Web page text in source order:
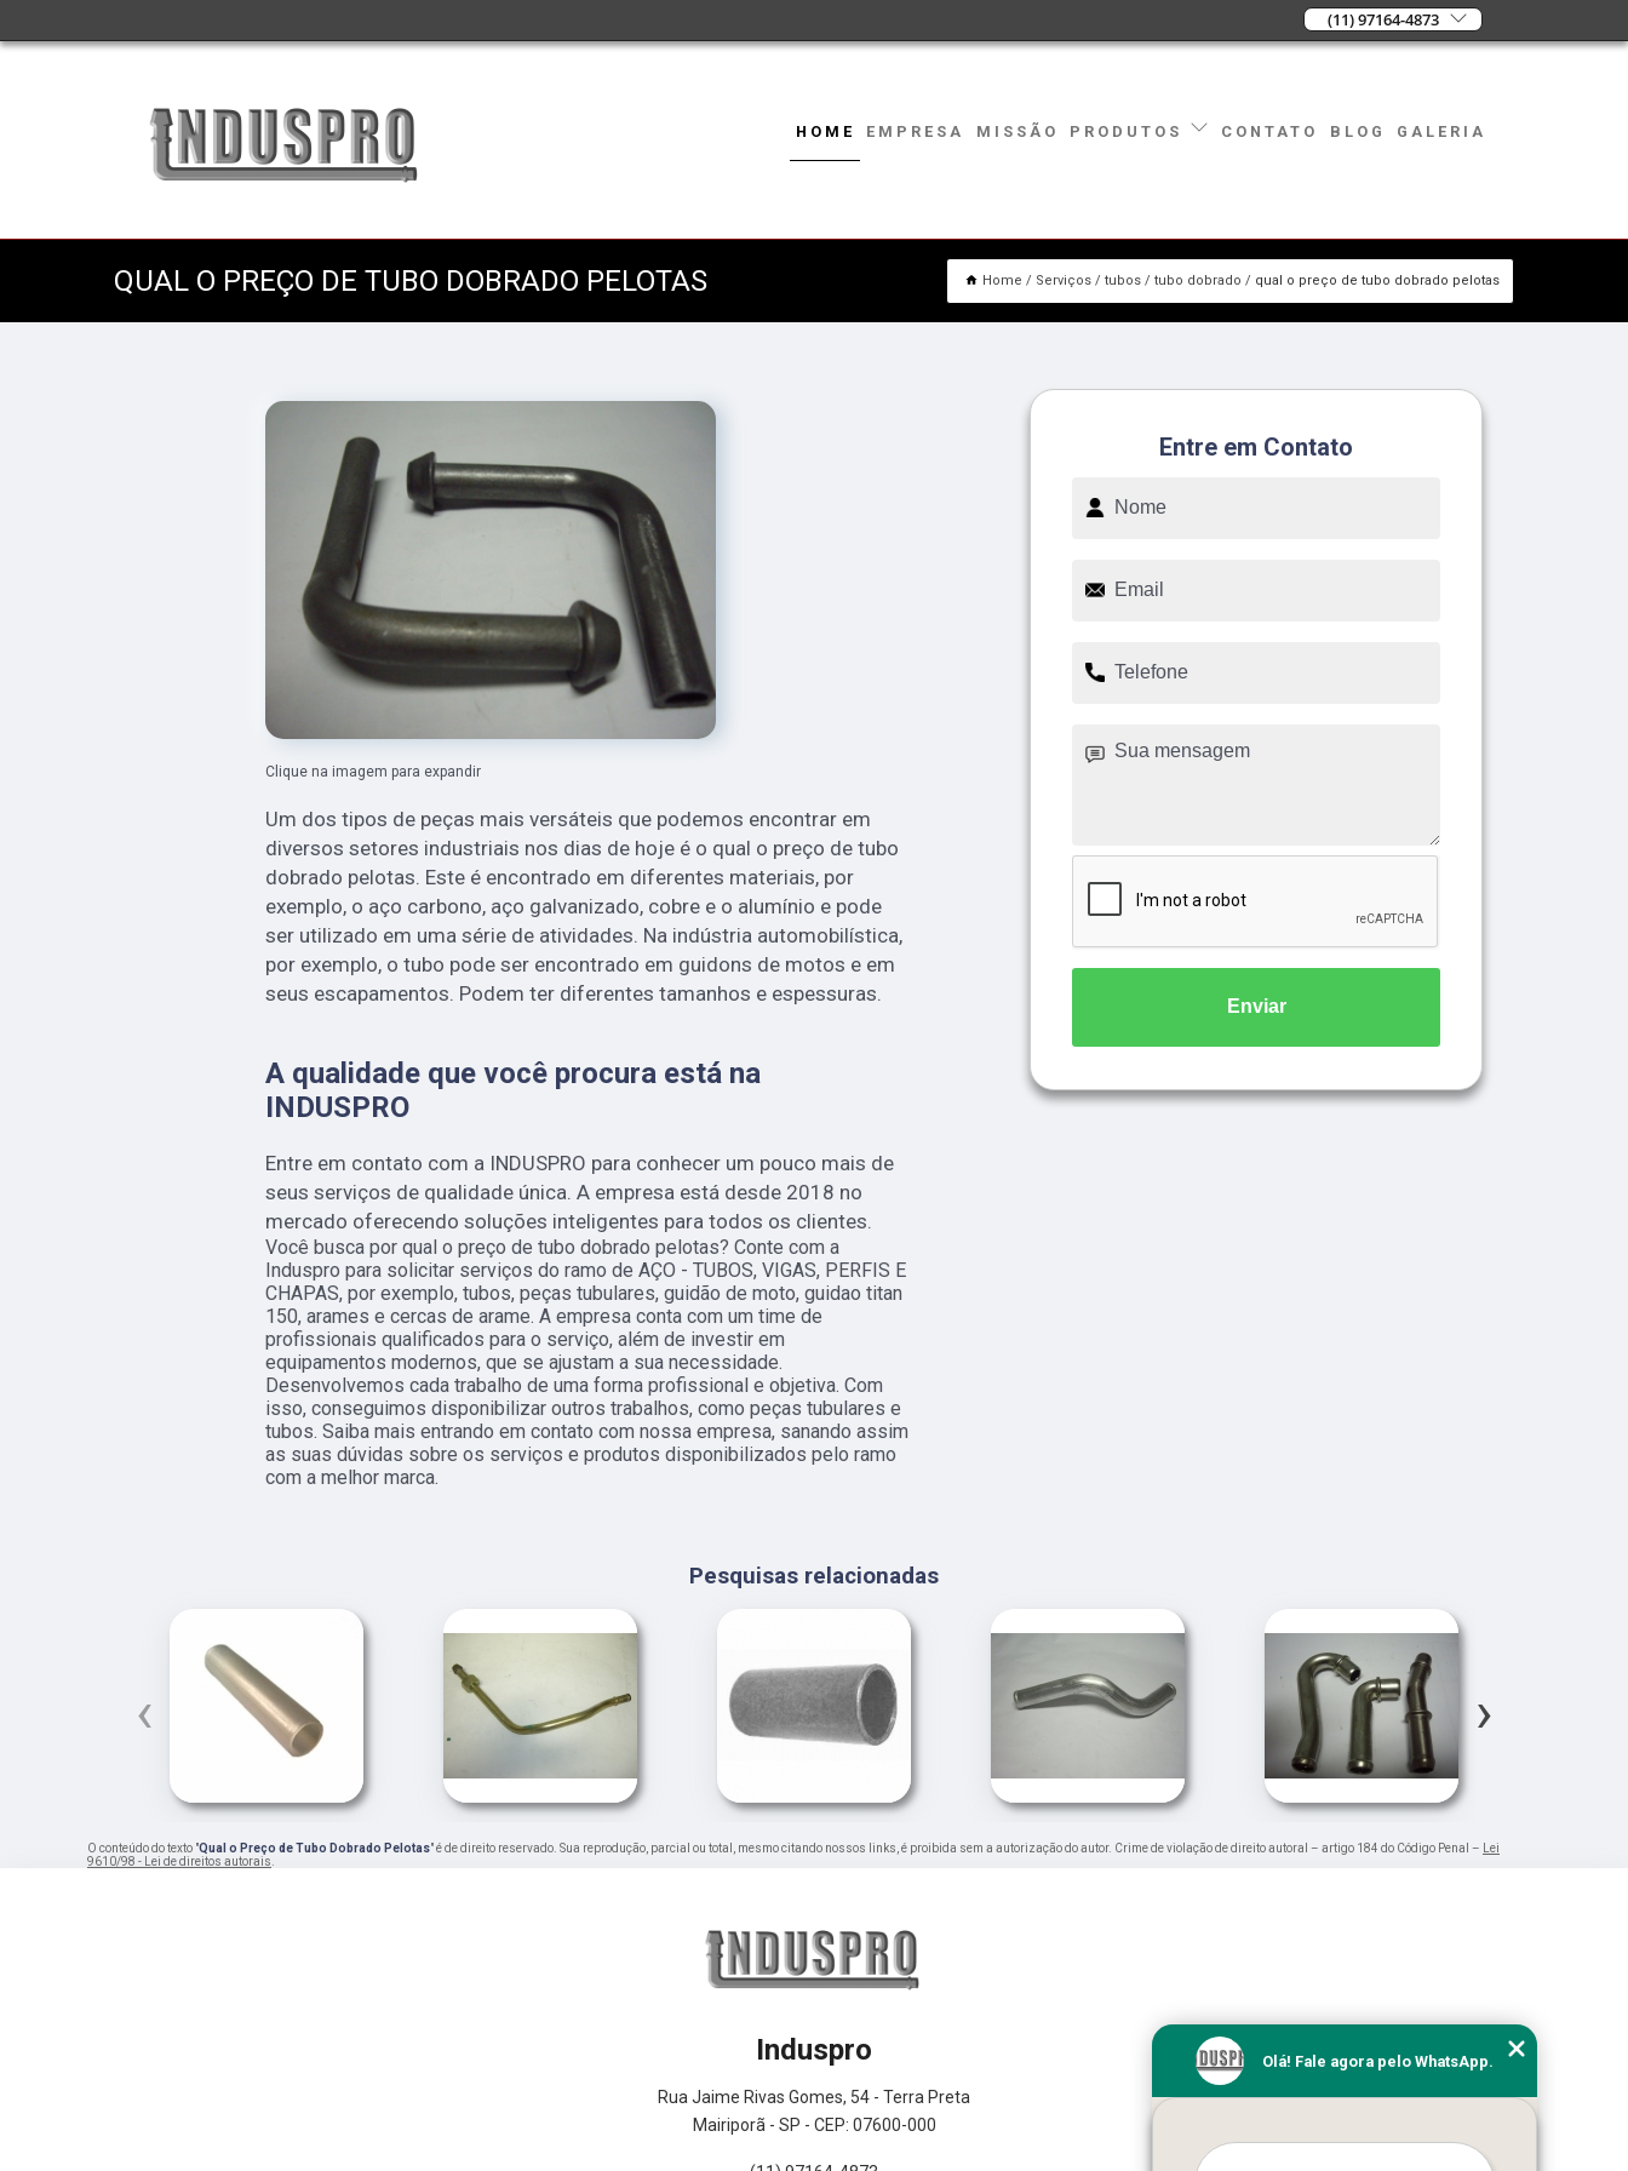
(11) 97164-4873
HOME EMPRESA MISSÃO PRODUTOS CONTATO BLOG GALERIA
QUAL O PREÇO DE TUBO DOBRADO PELOTAS Home Serviços tubos tubo dobrado qual o preço de tubo dobrado pelotas
Clique na imagem para expandir
Um dos tipos de peças mais versáteis que podemos encontrar em
diversos setores industriais nos dias de hoje é o qual o preço de tubo
dobrado pelotas. Este é encontrado em diferentes materiais, por
exemplo, o aço carbono, aço galvanizado, cobre e o alumínio e pode
ser utilizado em uma série de atividades. Na indústria automobilística,
por exemplo, o tubo pode ser encontrado em guidons de motos e em
seus escapamentos. Podem ter diferentes tamanhos e espessuras.
A qualidade que você procura está na
INDUSPRO
Entre em contato com a INDUSPRO para conhecer um pouco mais de
seus serviços de qualidade única. A empresa está desde 2018 no
mercado oferecendo soluções inteligentes para todos os clientes.
Você busca por qual o preço de tubo dobrado pelotas? Conte com a
Induspro para solicitar serviços do ramo de AÇO - TUBOS, VIGAS, PERFIS E
CHAPAS, por exemplo, tubos, peças tubulares, guidão de moto, guidao titan
150, arames e cercas de arame. A empresa conta com um time de
profissionais qualificados para o serviço, além de investir em
equipamentos modernos, que se ajustam a sua necessidade.
Desenvolvemos cada trabalho de uma forma profissional e objetiva. Com
isso, conseguimos disponibilizar outros trabalhos, como peças tubulares e
tubos. Saiba mais entrando em contato com nossa empresa, sanando assim
as suas dúvidas sobre os serviços e produtos disponibilizados pelo ramo
com a melhor marca.
Entre em Contato
Enviar
Pesquisas relacionadas
‹ ›
O conteúdo do texto "Qual o Preço de Tubo Dobrado Pelotas" é de direito reservado. Sua reprodução, parcial ou total, mesmo citando nossos links, é proibida sem a autorização do autor. Crime de violação de direito autoral – artigo 184 do Código Penal – Lei
9610/98 - Lei de direitos autorais.
Induspro
Rua Jaime Rivas Gomes, 54 - Terra Preta
Mairiporã - SP - CEP: 07600-000
Olá! Fale agora pelo WhatsApp.